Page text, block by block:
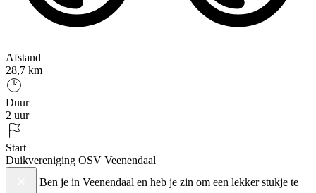
Afstand
28,7 km
Duur
2 uur
Start
Duikvereniging OSV Veenendaal
Ben je in Veenendaal en heb je zin om een lekker stukje te